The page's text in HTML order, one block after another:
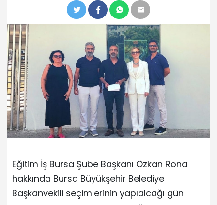
Eğitim İş Bursa Şube Başkanı Özkan Rona
hakkında Bursa Büyükşehir Belediye
Başkanvekili seçimlerinin yapıalcağı gün